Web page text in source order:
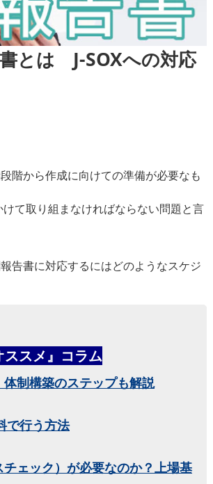
とは J-SOXへの対応
階から作成に向けての準備が必要なも
て取り組まなければならない問題と言
告書に対応するにはどのようなスケジ
ススメ』コラム
制構築のステップも解説
で行う方法
ェック）が必要なのか？上場基